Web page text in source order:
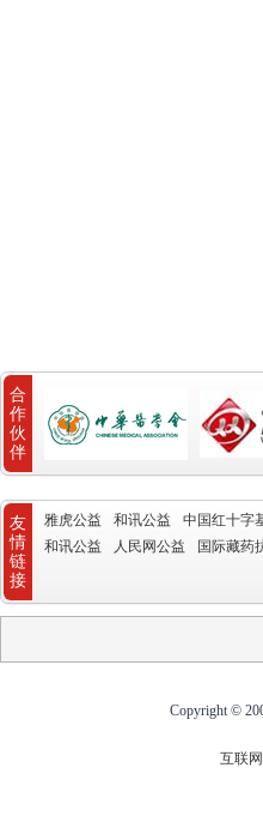
合
作
伙
伴
友
情
链
接
雅虎公益 和讯公益 中国红十字
和讯公益
人民网公益 国际藏药
Copyright ©
互联